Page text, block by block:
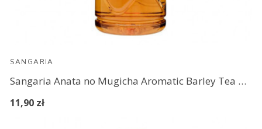
SANGARIA
Sangaria Anata no Mugicha Aromatic Barley Tea 600 ml
11,90 zł